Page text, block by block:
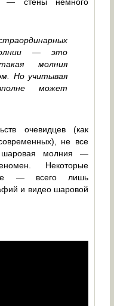
— это
молния
Но учитывая
может
очевидцев (как
не все
молния —
Некоторые
— всего лишь
и видео шаровой